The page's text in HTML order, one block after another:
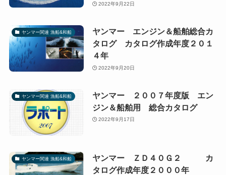
2022年9月22日
ヤンマー関連 漁船&和船
ヤンマー エンジン＆船舶総合カ
タログ カタログ作成年度２０１
４年
2022年9月20日
ヤンマー関連 漁船&和船
ヤンマー ２００７年度版 エン
ジン＆船舶用 総合カタログ
2022年9月17日
ヤンマー関連 漁船&和船
ヤンマー ＺＤ４０Ｇ２ カ
タログ作成年度２０００年